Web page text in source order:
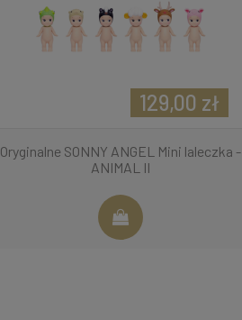
Oryginalne SONNY ANGEL Mini laleczka -
ANIMAL II
129,00 zł